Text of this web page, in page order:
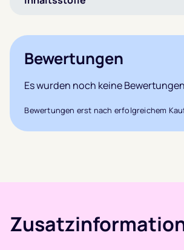
Bewertungen
Es wurden noch keine
Bewertungen erst nach erfolgreichem